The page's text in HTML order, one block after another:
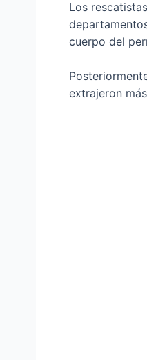
Los
cuerpo del
extrajeron